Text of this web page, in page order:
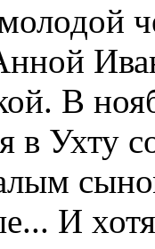
В
в Ухту
И